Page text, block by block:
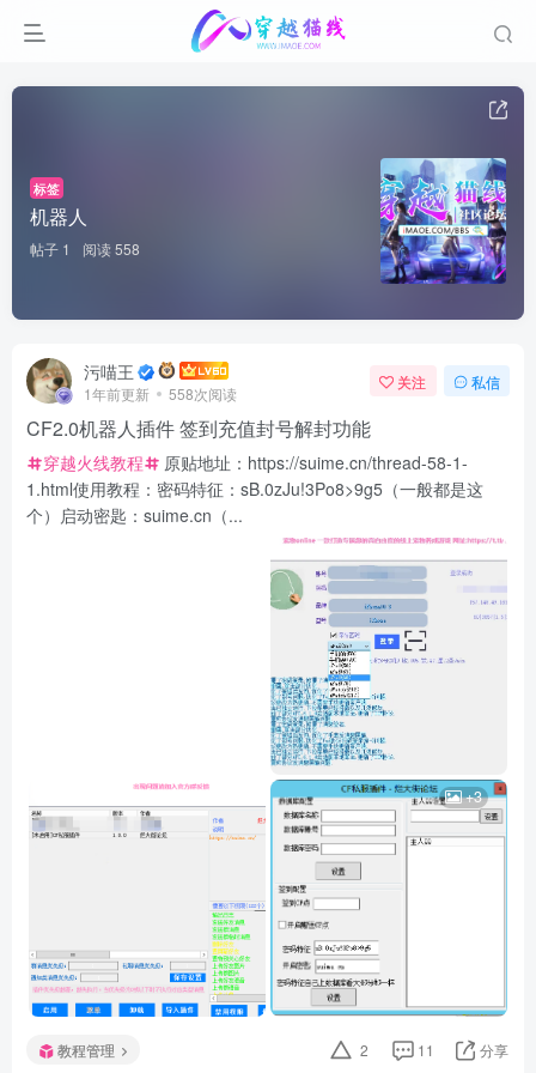
标签
机器人
帖子 1 阅读 558
污喵王
1年前更新 558次阅读
关注 私信
CF2.0机器人插件 签到充值封号解封功能
穿越火线教程
原贴地址：https://suime.cn/thread-58-1-
1.html使用教程：密码特征：sB.0zJu!3Po8>9g5（一般都是这
个）启动密匙：suime.cn（...
+3
教程管理 2 11 分享